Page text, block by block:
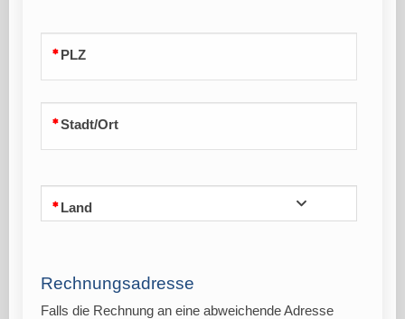
PLZ
Stadt/Ort
Land
Rechnungsadresse
Falls die Rechnung an eine abweichende Adresse